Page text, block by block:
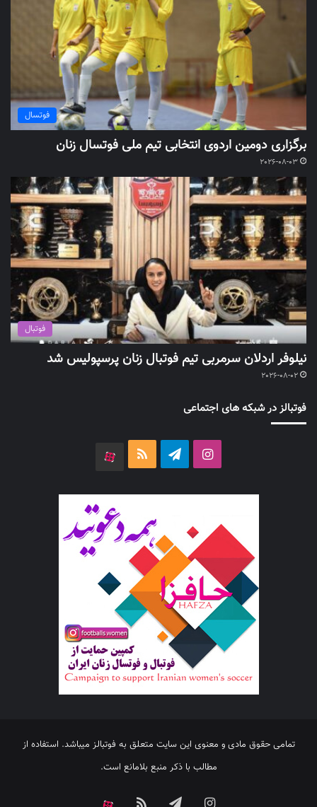
فوتسال
برگزاری دومین اردوی انتخابی تیم ملی فوتسال زنان
2026-08-03
فوتبال
نیلوفر اردلان سرمربی تیم فوتبال زنان پرسپولیس شد
2026-08-02
فوتبالز در شبکه های اجتماعی
اینستاگرامتلگرام خوراک
تمامی حقوق مادی و معنوی این سایت متعلق به فوتبالز میباشد. استفاده از
مطالب با ذکر منبع بلامانع است.
اینستاگرامتلگرام خوراک